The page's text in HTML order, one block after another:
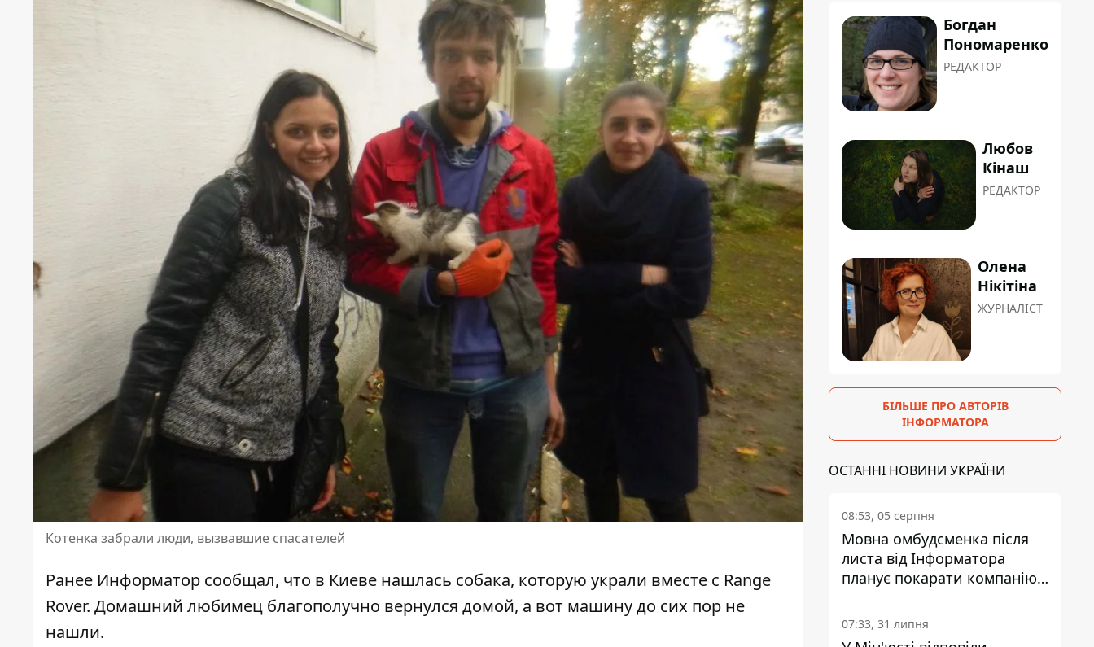
Котенка забрали люди, вызвавшие спасателей
Ранее Информатор сообщал, что в Киеве нашлась собака, которую украли вместе с Range
Rover. Домашний любимец благополучно вернулся домой, а вот машину до сих пор не
нашли.
Богдан
Пономаренко
РЕДАКТОР
Любов
Кінаш
РЕДАКТОР
Олена
Нікітіна
ЖУРНАЛІСТ
БІЛЬШЕ ПРО АВТОРІВ
ІНФОРМАТОРА
ОСТАННІ НОВИНИ УКРАЇНИ
08:53, 05 серпня
Мовна омбудсменка після
листа від Інформатора
планує покарати компанію-
підрядника ПриватБанку
07:33, 31 липня